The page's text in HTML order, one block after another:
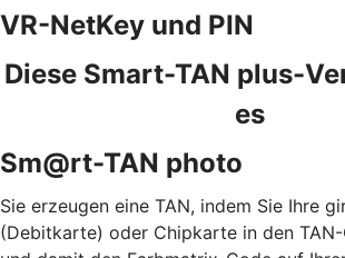
VR-NetKey und PIN
Diese Smart-TAN plus-
es
Sm@rt-TAN photo
Sie erzeugen eine TAN, indem Sie Ihre
(Debitkarte) oder Chipkarte in den